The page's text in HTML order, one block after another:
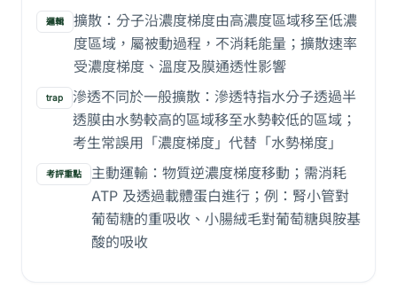
邏輯
擴散：分子沿濃度梯度由高濃度區域移至低濃
度區域，屬被動過程，不消耗能量；擴散速率
受濃度梯度、溫度及膜通透性影響
trap
滲透不同於一般擴散：滲透特指水分子透過半
透膜由水勢較高的區域移至水勢較低的區域；
考生常誤用「濃度梯度」代替「水勢梯度」
考評重點
主動運輸：物質逆濃度梯度移動；需消耗
ATP 及透過載體蛋白進行；例：腎小管對
葡萄糖的重吸收、小腸絨毛對葡萄糖與胺基
酸的吸收